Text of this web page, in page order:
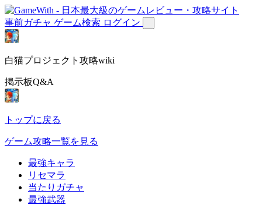
事前ガチャ ゲーム検索 ログイン
白猫プロジェクト攻略wiki
掲示板Q&A
トップに戻る
ゲーム攻略一覧を見る
最強キャラ
リセマラ
当たりガチャ
最強武器